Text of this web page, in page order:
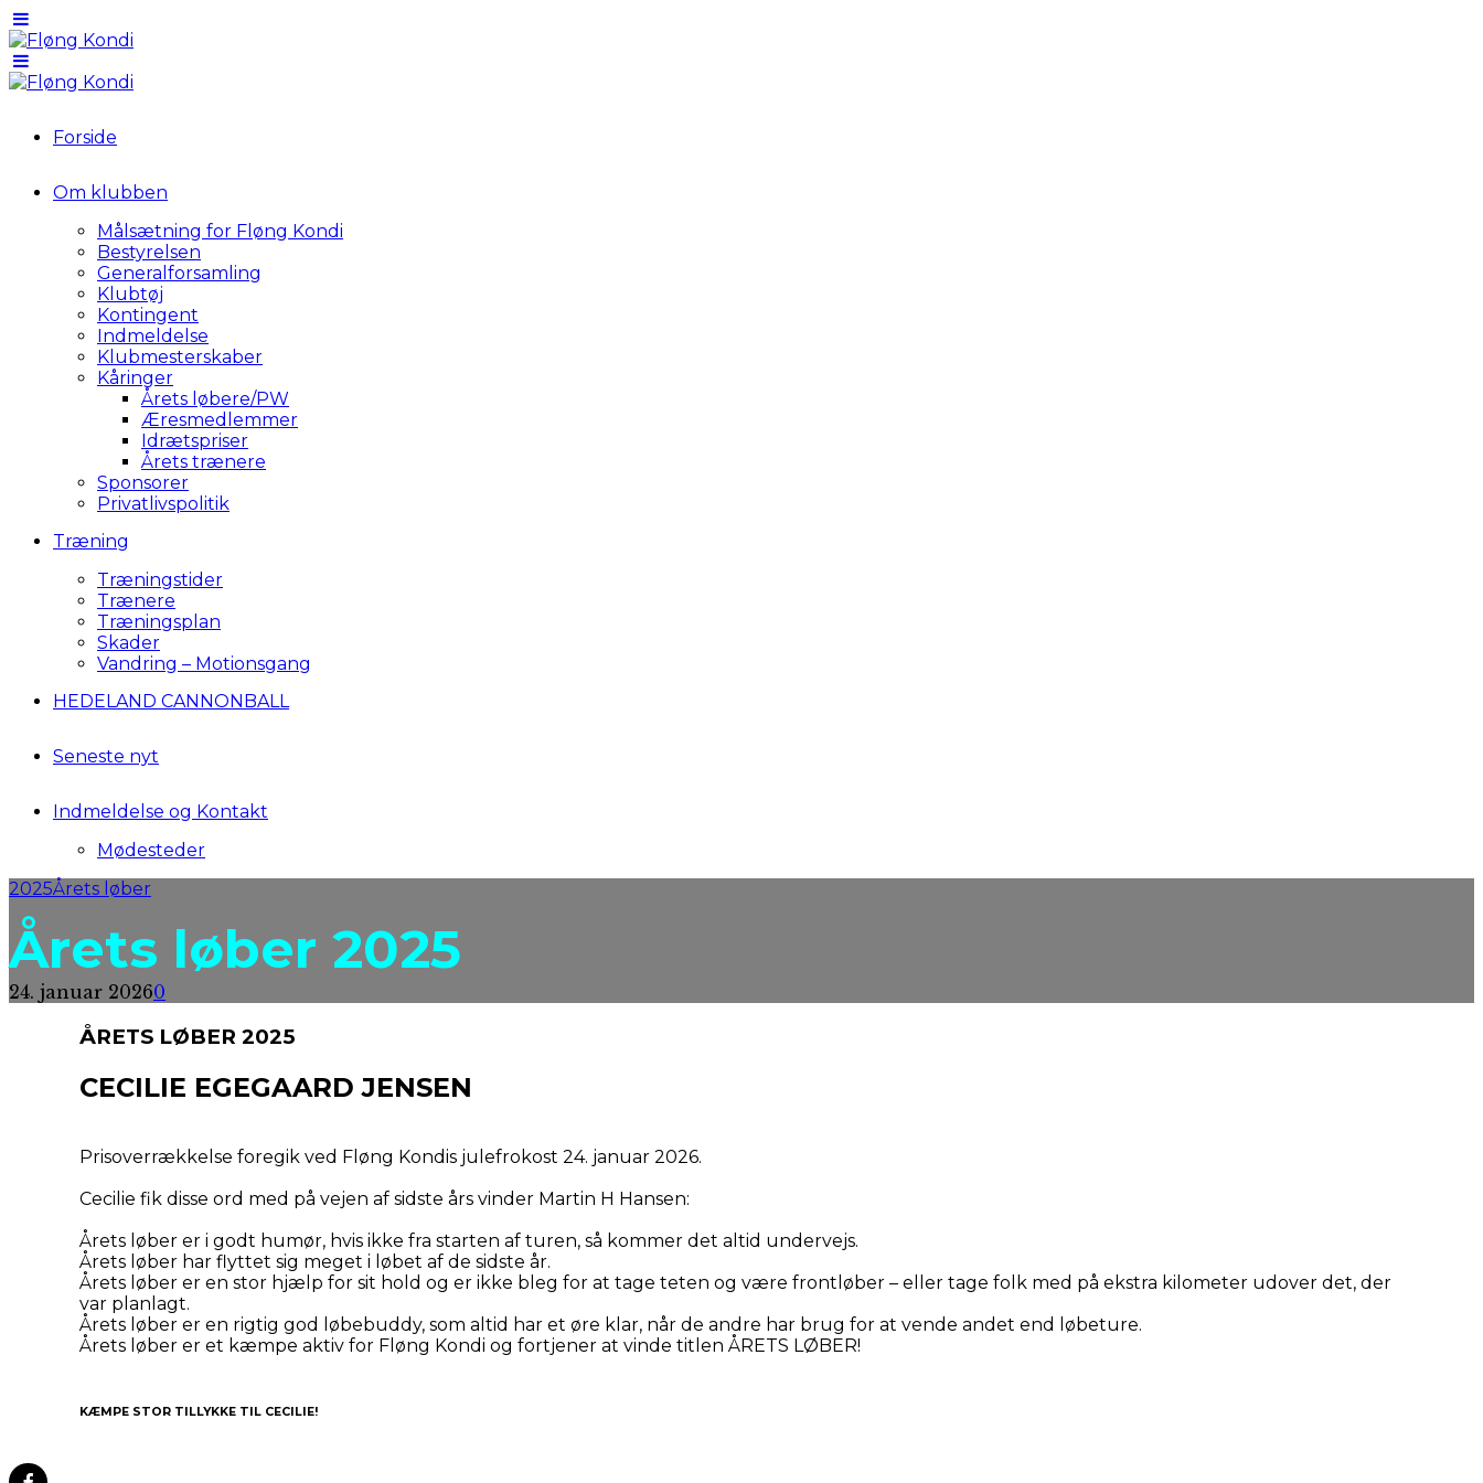
Forside
Om klubben
Målsætning for Fløng Kondi
Bestyrelsen
Generalforsamling
Klubtøj
Kontingent
Indmeldelse
Klubmesterskaber
Kåringer
Årets løbere/PW
Æresmedlemmer
Idrætspriser
Årets trænere
Sponsorer
Privatlivspolitik
Træning
Træningstider
Trænere
Træningsplan
Skader
Vandring – Motionsgang
HEDELAND CANNONBALL
Seneste nyt
Indmeldelse og Kontakt
Mødesteder
2025Årets løber
Årets løber 2025
24. januar 20260
ÅRETS LØBER 2025
CECILIE EGEGAARD JENSEN
Prisoverrækkelse foregik ved Fløng Kondis julefrokost 24. januar 2026.
Cecilie fik disse ord med på vejen af sidste års vinder Martin H Hansen:
Årets løber er i godt humør, hvis ikke fra starten af turen, så kommer det altid undervejs.
Årets løber har flyttet sig meget i løbet af de sidste år.
Årets løber er en stor hjælp for sit hold og er ikke bleg for at tage teten og være frontløber – eller tage folk med på ekstra kilometer udover det, der
var planlagt.
Årets løber er en rigtig god løbebuddy, som altid har et øre klar, når de andre har brug for at vende andet end løbeture.
Årets løber er et kæmpe aktiv for Fløng Kondi og fortjener at vinde titlen ÅRETS LØBER!
KÆMPE STOR TILLYKKE TIL CECILIE!